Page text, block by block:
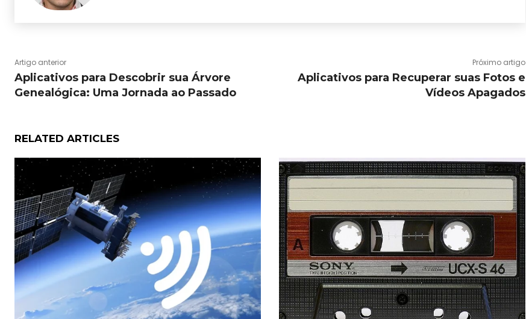
Artigo anterior
Aplicativos para Descobrir sua Árvore
Genealógica: Uma Jornada ao Passado
Próximo artigo
Aplicativos para Recuperar suas Fotos e
Vídeos Apagados
RELATED ARTICLES